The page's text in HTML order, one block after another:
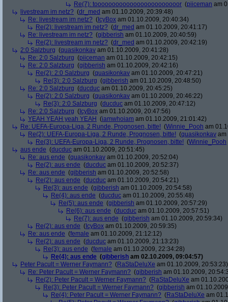
Re(7): toooooooooooooooooooooooor (piiceman am
livestream im netz? (dr_med am 01.10.2009, 20:39:48)
Re: livestream im netz? ( IcyBox am 01.10.2009, 20:40:34)
Re(2): livestream im netz? (dr_med am 01.10.2009, 20:41:17)
Re: livestream im netz? (gibberish am 01.10.2009, 20:40:59)
Re(2): livestream im netz? (dr_med am 01.10.2009, 20:42:19)
2:0 Salzburg (quasikonkav am 01.10.2009, 20:41:28)
Re: 2:0 Salzburg (piiceman am 01.10.2009, 20:42:15)
Re: 2:0 Salzburg (gibberish am 01.10.2009, 20:42:16)
Re(2): 2:0 Salzburg (quasikonkav am 01.10.2009, 20:47:21)
Re(3): 2:0 Salzburg (gibberish am 01.10.2009, 20:48:50)
Re: 2:0 Salzburg (ducduc am 01.10.2009, 20:45:25)
Re(2): 2:0 Salzburg (quasikonkav am 01.10.2009, 20:46:22)
Re(3): 2:0 Salzburg (ducduc am 01.10.2009, 20:47:12)
Re: 2:0 Salzburg ( IcyBox am 01.10.2009, 20:47:56)
YEAH YEAH yeah YEAH (iamwhoiam am 01.10.2009, 21:01:42)
Re: UEFA-Europa-Liga, 2 Runde, Prognosen, bitte! (Winnie_Pooh am
Re(2): UEFA-Europa-Liga, 2 Runde, Prognosen, bitte! (quasikonkav am
Re(3): UEFA-Europa-Liga, 2 Runde, Prognosen, bitte! (Winnie_Pooh
aus ende (ducduc am 01.10.2009, 20:51:45)
Re: aus ende (quasikonkav am 01.10.2009, 20:52:04)
Re(2): aus ende (ducduc am 01.10.2009, 20:52:37)
Re: aus ende (gibberish am 01.10.2009, 20:52:58)
Re(2): aus ende (ducduc am 01.10.2009, 20:54:21)
Re(3): aus ende (gibberish am 01.10.2009, 20:54:58)
Re(4): aus ende (ducduc am 01.10.2009, 20:55:48)
Re(5): aus ende (gibberish am 01.10.2009, 20:57:29)
Re(6): aus ende (ducduc am 01.10.2009, 20:57:51)
Re(7): aus ende (gibberish am 01.10.2009, 20:59:34)
Re(2): aus ende ( IcyBox am 01.10.2009, 20:59:35)
Re: aus ende (female am 01.10.2009, 21:12:12)
Re(2): aus ende (ducduc am 01.10.2009, 21:13:23)
Re(3): aus ende (female am 01.10.2009, 22:34:28)
Re(4): aus ende (gibberish am 02.10.2009, 09:04:57)
Peter Pacult = Werner Faymann? (RaStaDeluXe am 01.10.2009, 20:53:23)
Re: Peter Pacult = Werner Faymann? (gibberish am 01.10.2009,
Re(2): Peter Pacult = Werner Faymann? (RaStaDeluXe am
Re(3): Peter Pacult = Werner Faymann? (gibberish am
Re(4): Peter Pacult = Werner Faymann? (RaStaDeluXe am